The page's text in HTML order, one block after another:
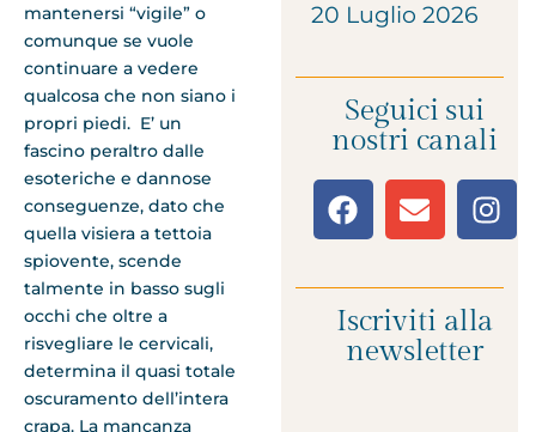
mantenersi “vigile” o
comunque se vuole
continuare a vedere
qualcosa che non siano i
propri piedi. E’ un
fascino peraltro dalle
esoteriche e dannose
conseguenze, dato che
quella visiera a tettoia
spiovente, scende
talmente in basso sugli
occhi che oltre a
risvegliare le cervicali,
determina il quasi totale
oscuramento dell’intera
crapa. La mancanza
20 Luglio 2026
Seguici sui
nostri canali
Iscriviti alla
newsletter